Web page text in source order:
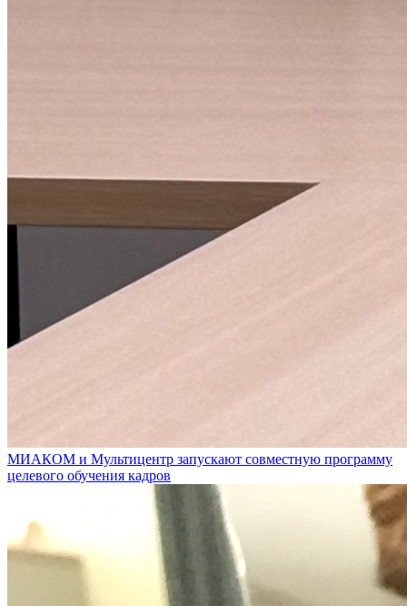
МИАКОМ и Мультицентр запускают совместную программу
целевого обучения кадров